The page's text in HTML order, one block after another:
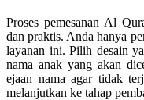
Proses pemesanan Al
dan praktis. Anda hanya
layanan ini. Pilih desain
nama anak yang akan
ejaan nama agar tidak
melanjutkan ke tahap